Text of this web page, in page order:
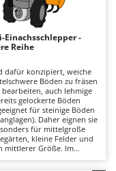
Einachsschlepper -
Reihe
dafür konzipiert, weiche
Böden zu fräsen
auch lehmige
gelockerte Böden
für steinige Böden
Daher eignen sie
für mittelgroße
kleine Felder und
mittlerer Größe. Im